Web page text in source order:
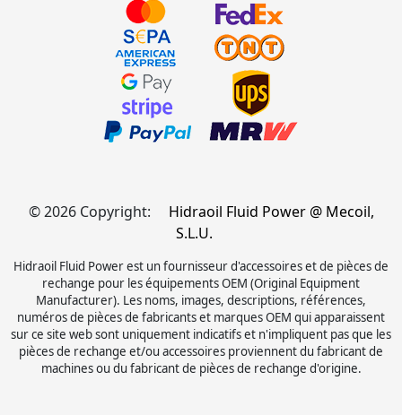
© 2026 Copyright:
Hidraoil Fluid Power @ Mecoil,
S.L.U.
Hidraoil Fluid Power est un fournisseur d'accessoires et de pièces de
rechange pour les équipements OEM (Original Equipment
Manufacturer). Les noms, images, descriptions, références,
numéros de pièces de fabricants et marques OEM qui apparaissent
sur ce site web sont uniquement indicatifs et n'impliquent pas que les
pièces de rechange et/ou accessoires proviennent du fabricant de
machines ou du fabricant de pièces de rechange d'origine.